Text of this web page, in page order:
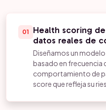
01
Health scoring
datos reales de
Diseñamos un
basado en frecuencia
comportamiento de
score que refleja su